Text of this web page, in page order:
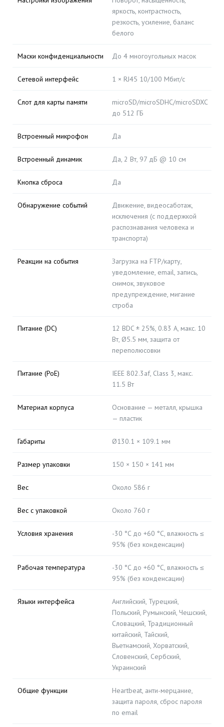
яркость, контрастность,
резкость, усиление, баланс
белого
Маски конфиденциальности До 4 многоугольных масок
Сетевой интерфейс 1 × RJ45 10/100 Мбит/с
Слот для карты памяти
microSD/microSDHC/microSDXC
до 512 ГБ
Встроенный микрофон Да
Встроенный динамик Да, 2 Вт, 97 дБ @ 10 см
Кнопка сброса Да
Обнаружение событий
Движение, видеосаботаж,
исключения (с поддержкой
распознавания человека и
транспорта)
Реакции на события
Загрузка на FTP/карту,
уведомление, email, запись,
снимок, звуковое
предупреждение, мигание
строба
Питание (DC)
12 ВDC ± 25%, 0.83 A, макс. 10
Вт, Ø5.5 мм, защита от
переполюсовки
Питание (PoE)
IEEE 802.3af, Class 3, макс.
11.5 Вт
Материал корпуса
Основание — металл, крышка
— пластик
Габариты Ø130.1 × 109.1 мм
Размер упаковки 150 × 150 × 141 мм
Вес Около 586 г
Вес с упаковкой Около 760 г
Условия хранения
-30 °C до +60 °C, влажность ≤
95% (без конденсации)
Рабочая температура
-30 °C до +60 °C, влажность ≤
95% (без конденсации)
Языки интерфейса
Английский, Турецкий,
Польский, Румынский, Чешский,
Словацкий, Традиционный
китайский, Тайский,
Вьетнамский, Хорватский,
Словенский, Сербский,
Украинский
Общие функции
Heartbeat, анти-мерцание,
защита пароля, сброс пароля
по email